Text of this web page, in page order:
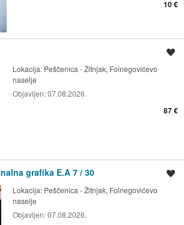
10 €
Lokacija: Peščenica - Žitnjak, Folnegovićevo
naselje
Objavljen:07.08.2026.
87 €
grafika E.A 7 / 30
Lokacija: Peščenica - Žitnjak, Folnegovićevo
naselje
Objavljen:07.08.2026.